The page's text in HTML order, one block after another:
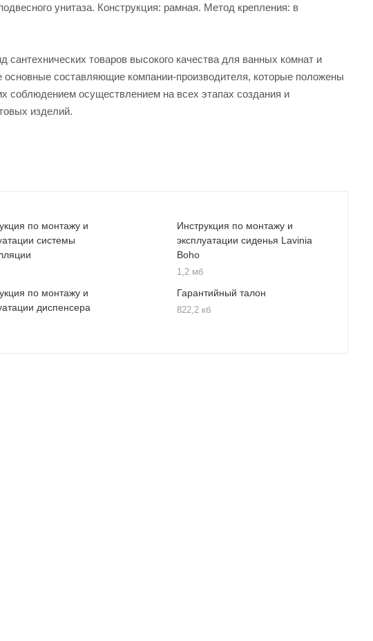
унитаза. Конструкция: рамная. Метод крепления: в
товаров высокого качества для ванных комнат и
основные составляющие компании-производителя, которые положены
соблюдением осуществлением на всех этапах создания и
изделий.
по монтажу и
системы
Инструкция по монтажу и
эксплуатации сиденья Lavinia
Boho
1,2 мб
по монтажу и
диспенсера
Гарантийный талон
822,2 кб